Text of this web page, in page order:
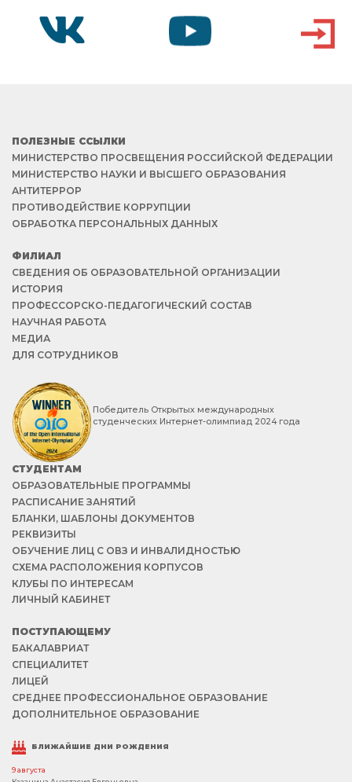
ПОЛЕЗНЫЕ ССЫЛКИ
МИНИСТЕРСТВО ПРОСВЕЩЕНИЯ РОССИЙСКОЙ ФЕДЕРАЦИИ
МИНИСТЕРСТВО НАУКИ И ВЫСШЕГО ОБРАЗОВАНИЯ
АНТИТЕРРОР
ПРОТИВОДЕЙСТВИЕ КОРРУПЦИИ
ОБРАБОТКА ПЕРСОНАЛЬНЫХ ДАННЫХ
ФИЛИАЛ
СВЕДЕНИЯ ОБ ОБРАЗОВАТЕЛЬНОЙ ОРГАНИЗАЦИИ
ИСТОРИЯ
ПРОФЕССОРСКО-ПЕДАГОГИЧЕСКИЙ СОСТАВ
НАУЧНАЯ РАБОТА
МЕДИА
ДЛЯ СОТРУДНИКОВ
Победитель Открытых международных
студенческих Интернет-олимпиад 2024 года
СТУДЕНТАМ
ОБРАЗОВАТЕЛЬНЫЕ ПРОГРАММЫ
РАСПИСАНИЕ ЗАНЯТИЙ
БЛАНКИ, ШАБЛОНЫ ДОКУМЕНТОВ
РЕКВИЗИТЫ
ОБУЧЕНИЕ ЛИЦ С ОВЗ И ИНВАЛИДНОСТЬЮ
СХЕМА РАСПОЛОЖЕНИЯ КОРПУСОВ
КЛУБЫ ПО ИНТЕРЕСАМ
ЛИЧНЫЙ КАБИНЕТ
ПОСТУПАЮЩЕМУ
БАКАЛАВРИАТ
СПЕЦИАЛИТЕТ
ЛИЦЕЙ
СРЕДНЕЕ ПРОФЕССИОНАЛЬНОЕ ОБРАЗОВАНИЕ
ДОПОЛНИТЕЛЬНОЕ ОБРАЗОВАНИЕ
БЛИЖАЙШИЕ ДНИ РОЖДЕНИЯ
9 августа